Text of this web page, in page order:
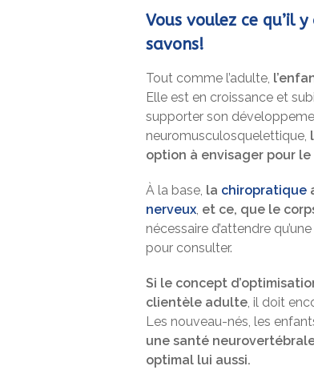
Vous voulez ce qu’il
savons!
Tout comme l’adulte,
Elle est en croissance et
supporter son
neuromusculosquelettique,
option à envisager pour
À la base, la chiropratique
nerveux et ce, que le
nécessaire d’attendre
pour consulter.
Si le concept
clientèle adulte , il doit
Les nouveau-nés, les
une santé
optimal lui aussi.